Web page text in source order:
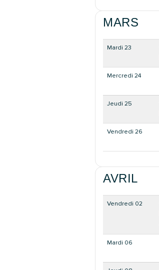
MARS
Mardi 23
Mercredi 24
Jeudi 25
Vendredi 26
AVRIL
Vendredi 02
Mardi 06